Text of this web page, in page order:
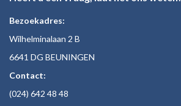
Bezoekadres:
Wilhelminalaan 2 B
6641 DG BEUNINGEN
Contact:
(024) 642 48 48